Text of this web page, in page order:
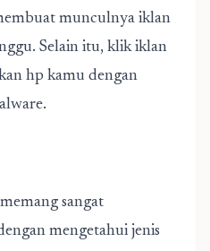
munculnya iklan
Selain itu, klik iklan
hp kamu dengan
sangat
mengetahui jenis